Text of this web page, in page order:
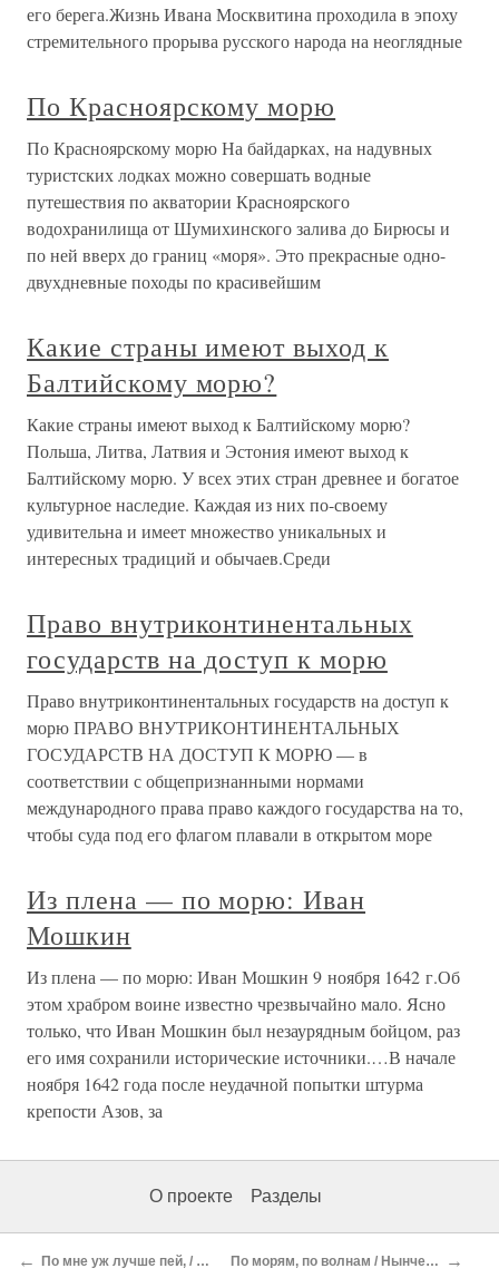
его берега.Жизнь Ивана Москвитина проходила в эпоху
стремительного прорыва русского народа на неоглядные
По Красноярскому морю
По Красноярскому морю На байдарках, на надувных
туристских лодках можно совершать водные
путешествия по акватории Красноярского
водохранилища от Шумихинского залива до Бирюсы и
по ней вверх до границ «моря». Это прекрасные одно-
двухдневные походы по красивейшим
Какие страны имеют выход к
Балтийскому морю?
Какие страны имеют выход к Балтийскому морю?
Польша, Литва, Латвия и Эстония имеют выход к
Балтийскому морю. У всех этих стран древнее и богатое
культурное наследие. Каждая из них по-своему
удивительна и имеет множество уникальных и
интересных традиций и обычаев.Среди
Право внутриконтинентальных
государств на доступ к морю
Право внутриконтинентальных государств на доступ к
морю ПРАВО ВНУТРИКОНТИНЕНТАЛЬНЫХ
ГОСУДАРСТВ НА ДОСТУП К МОРЮ — в
соответствии с общепризнанными нормами
международного права право каждого государства на то,
чтобы суда под его флагом плавали в открытом море
Из плена — по морю: Иван
Мошкин
Из плена — по морю: Иван Мошкин 9 ноября 1642 г.Об
этом храбром воине известно чрезвычайно мало. Ясно
только, что Иван Мошкин был незаурядным бойцом, раз
его имя сохранили исторические источники.…В начале
ноября 1642 года после неудачной попытки штурма
крепости Азов, за
О проекте Разделы
← По мне уж лучше пей, / Да дело разумей По морям, по волнам / Нынче здесь, завтра там →